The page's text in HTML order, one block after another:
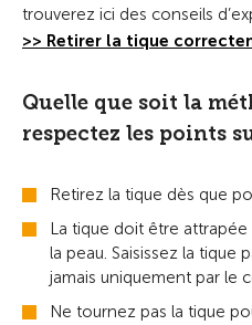
trouverez ici des conseils
>> Retirer la tique
Quelle que soit la
respectez les points
Retirez la tique dès que
La tique doit être
la peau. Saisissez la tique
jamais uniquement par le
Ne tournez pas la tique